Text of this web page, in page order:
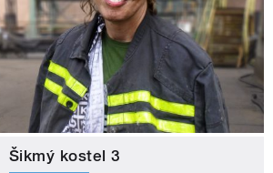
Šikmý kostel 3